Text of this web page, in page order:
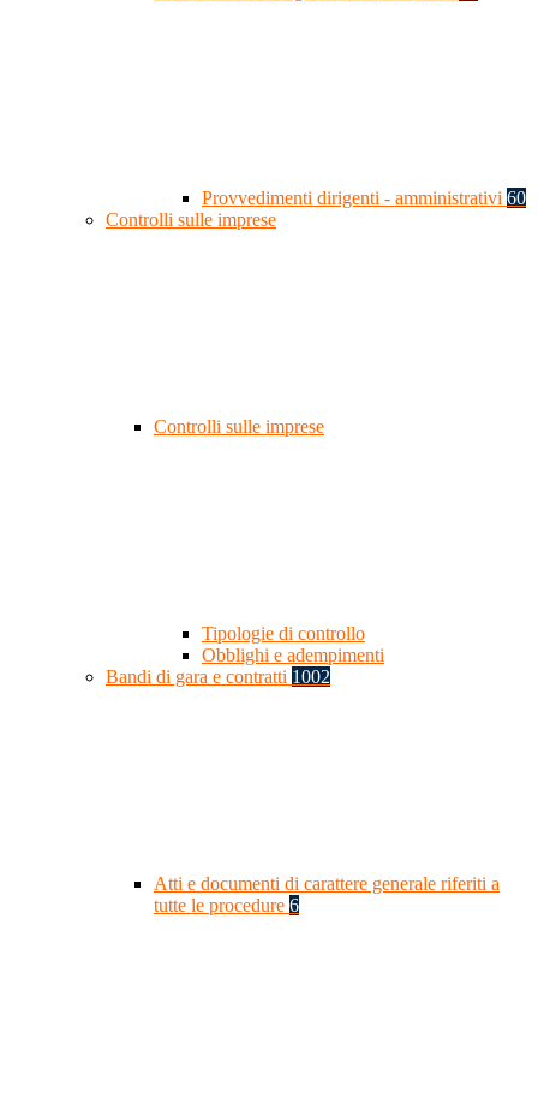
Provvedimenti dirigenti - amministrativi 60
Controlli sulle imprese
Controlli sulle imprese
Tipologie di controllo
Obblighi e adempimenti
Bandi di gara e contratti 1002
Atti e documenti di carattere generale riferiti a
tutte le procedure 6